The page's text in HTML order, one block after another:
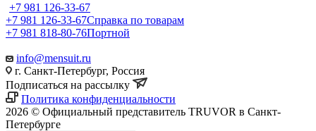
+7 981 126-33-67
+7 981 126-33-67Справка по товарам
+7 981 818-80-76Портной
info@mensuit.ru
г. Санкт-Петербург, Россия
Подписаться на рассылку
Политика конфиденциальности
2026 © Официальный представитель TRUVOR в Санкт-
Петербурге